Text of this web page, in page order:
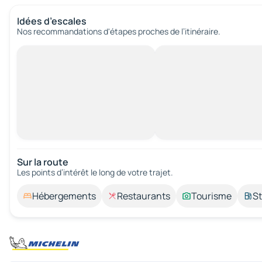
Idées d’escales
Nos recommandations d'étapes proches de l’itinéraire.
Sur la route
Les points d’intérêt le long de votre trajet.
Hébergements Restaurants Tourisme